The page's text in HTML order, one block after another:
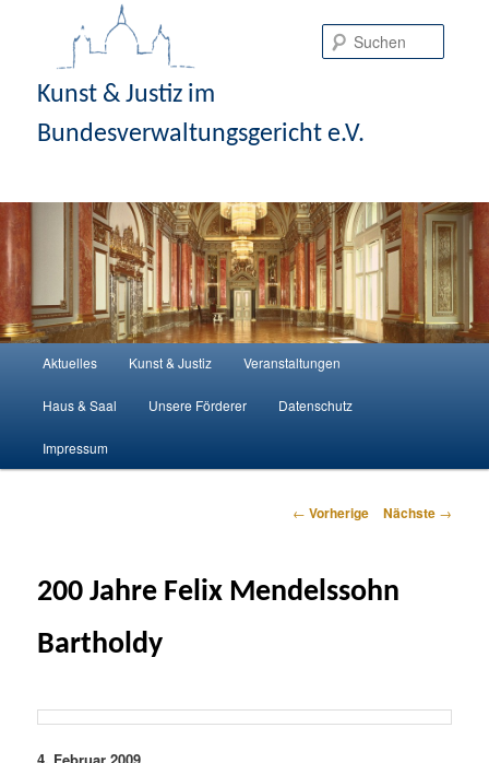
Kunst & Justiz im
Bundesverwaltungsgericht e.V.
Zum Inhalt wechseln
Zum sekundären Inhalt wechseln
Aktuelles Kunst & Justiz Veranstaltungen
Haus & Saal Unsere Förderer Datenschutz
Impressum
Artikelnavigation
← Vorherige Nächste →
200 Jahre Felix Mendelssohn
Bartholdy